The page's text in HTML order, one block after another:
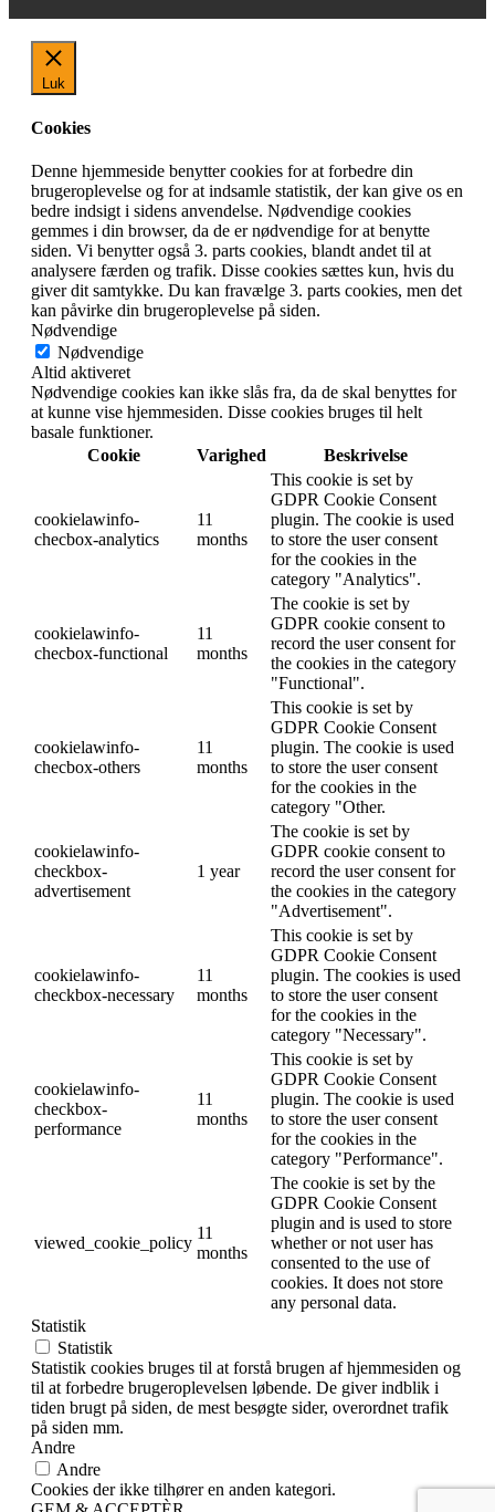
Luk
Cookies
Denne hjemmeside benytter cookies for at forbedre din
brugeroplevelse og for at indsamle statistik, der kan give os en
bedre indsigt i sidens anvendelse. Nødvendige cookies
gemmes i din browser, da de er nødvendige for at benytte
siden. Vi benytter også 3. parts cookies, blandt andet til at
analysere færden og trafik. Disse cookies sættes kun, hvis du
giver dit samtykke. Du kan fravælge 3. parts cookies, men det
kan påvirke din brugeroplevelse på siden.
Nødvendige
Nødvendige
Altid aktiveret
Nødvendige cookies kan ikke slås fra, da de skal benyttes for
at kunne vise hjemmesiden. Disse cookies bruges til helt
basale funktioner.
Cookie
Varighed Beskrivelse
cookielawinfo-
checbox-analytics
11
months
This cookie is set by
GDPR Cookie Consent
plugin. The cookie is used
to store the user consent
for the cookies in the
category "Analytics".
cookielawinfo-
checbox-functional
11
months
The cookie is set by
GDPR cookie consent to
record the user consent for
the cookies in the category
"Functional".
cookielawinfo-
checbox-others
11
months
This cookie is set by
GDPR Cookie Consent
plugin. The cookie is used
to store the user consent
for the cookies in the
category "Other.
cookielawinfo-
checkbox-
advertisement
1 year
The cookie is set by
GDPR cookie consent to
record the user consent for
the cookies in the category
"Advertisement".
cookielawinfo-
checkbox-necessary
11
months
This cookie is set by
GDPR Cookie Consent
plugin. The cookies is used
to store the user consent
for the cookies in the
category "Necessary".
cookielawinfo-
checkbox-
performance
11
months
This cookie is set by
GDPR Cookie Consent
plugin. The cookie is used
to store the user consent
for the cookies in the
category "Performance".
viewed_cookie_policy
11
months
The cookie is set by the
GDPR Cookie Consent
plugin and is used to store
whether or not user has
consented to the use of
cookies. It does not store
any personal data.
Statistik
Statistik
Statistik cookies bruges til at forstå brugen af hjemmesiden og
til at forbedre brugeroplevelsen løbende. De giver indblik i
tiden brugt på siden, de mest besøgte sider, overordnet trafik
på siden mm.
Andre
Andre
Cookies der ikke tilhører en anden kategori.